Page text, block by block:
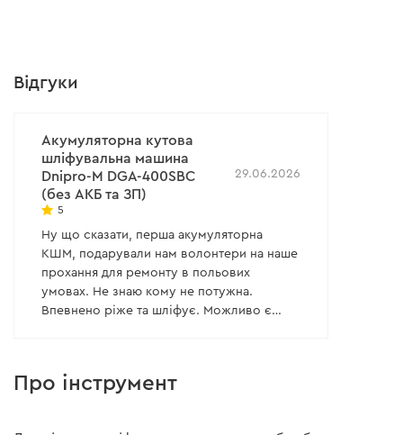
Відгуки
Акумуляторна кутова
шліфувальна машина
Dnipro-M DGA-400SBC
(без АКБ та ЗП)
5
29.06.2026
Ну що сказати, перша акумуляторна
КШМ, подарували нам волонтери на наше
прохання для ремонту в польових
умовах. Не знаю кому не потужна.
Впевнено ріже та шліфує. Можливо є
- Ну звісно портативність
Про інструмент